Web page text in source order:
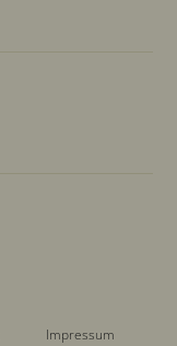
Impressum